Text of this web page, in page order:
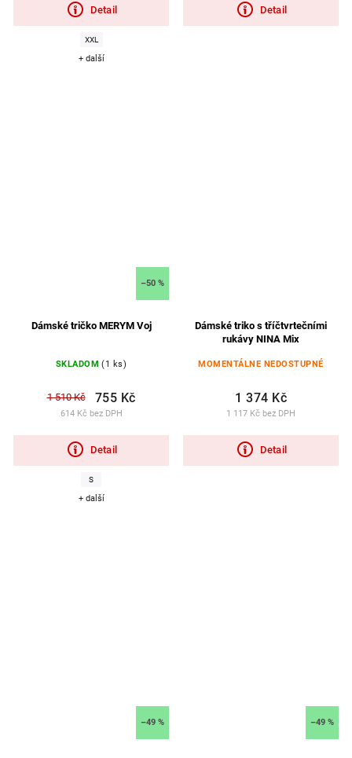
Detail
XXL
+ další
Detail
–50 %
Dámské tričko MERYM Voj
SKLADOM (1 ks)
614 Kč bez DPH
1 510 Kč 755 Kč
Detail
S
+ další
Dámské triko s tříčtvrtečními
rukávy NINA Mix
MOMENTÁLNE NEDOSTUPNÉ
1 117 Kč bez DPH
1 374 Kč
Detail
–49 % –49 %